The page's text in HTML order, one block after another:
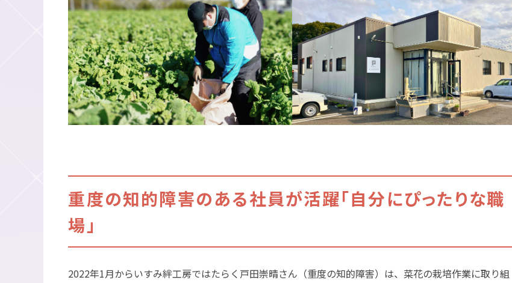
重度の知的障害のある社員が活躍「自分にぴったりな職
場」
2022年1月からいすみ絆工房ではたらく戸田崇晴さん（重度の知的障害）は、菜花の栽培作業に取り組